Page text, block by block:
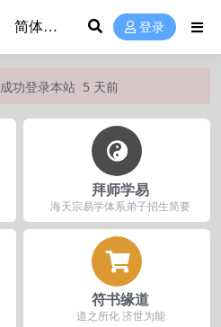
登录
成功登录本站 5 天前
拜师学易
海天宗易学体系弟子招生简要
符书缘道
道之所化 济世为能